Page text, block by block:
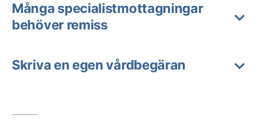
Många specialistmottagningar
behöver remiss
Skriva en egen vårdbegäran